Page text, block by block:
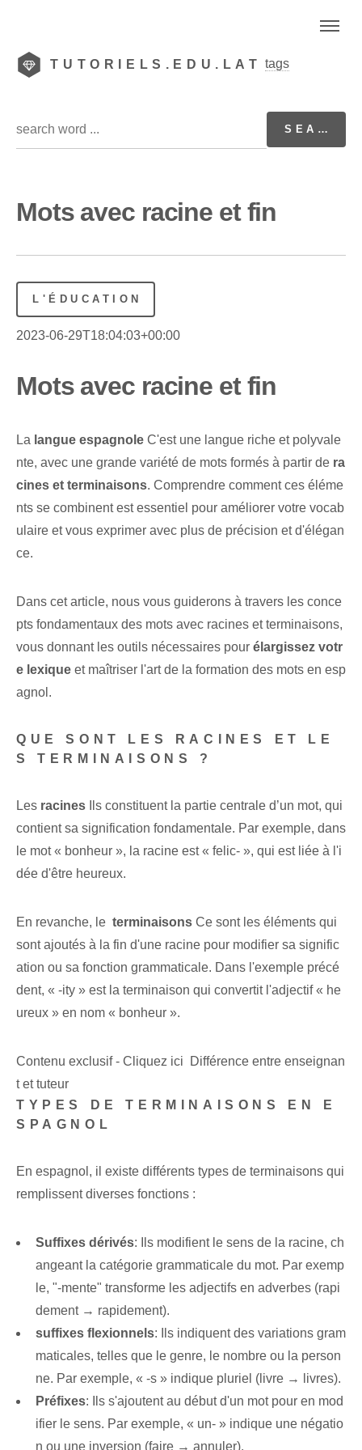
TUTORIELS.EDU.LAT tags
Mots avec racine et fin
L'ÉDUCATION
2023-06-29T18:04:03+00:00
Mots avec racine et fin
La langue espagnole C'est une langue riche et polyvale
nte, avec une grande variété de mots formés à partir de ra
cines et terminaisons. Comprendre comment ces éléme
nts se combinent est essentiel pour améliorer votre vocab
ulaire et vous exprimer avec plus de précision et d'élégan
ce.
Dans cet article, nous vous guiderons à travers les conce
pts fondamentaux des mots avec racines et terminaisons,
vous donnant les outils nécessaires pour élargissez votr
e lexique et maîtriser l'art de la formation des mots en esp
agnol.
QUE SONT LES RACINES ET LE
S TERMINAISONS ?
Les racines Ils constituent la partie centrale d’un mot, qui
contient sa signification fondamentale. Par exemple, dans
le mot « bonheur », la racine est « felic- », qui est liée à l'i
dée d'être heureux.
En revanche, le ⁢ terminaisons Ce sont les éléments qui
sont ajoutés à la fin d'une racine pour modifier sa signific
ation ou sa fonction grammaticale. Dans l'exemple précé
dent, « -ity » est la terminaison qui convertit l'adjectif « he
ureux » en nom « bonheur ».
Contenu exclusif - Cliquez ici Différence entre enseignan
t et tuteur
TYPES DE TERMINAISONS EN E
SPAGNOL
En espagnol, il existe différents types de terminaisons⁤ qui
remplissent diverses fonctions :
Suffixes dérivés: Ils modifient le sens de la racine, ch
angeant la catégorie grammaticale du mot. Par exemp
le, "-mente" transforme les adjectifs en adverbes (rapi
dement → rapidement).
suffixes flexionnels: Ils indiquent des variations gram
maticales, telles que le genre, le nombre ou la person
ne. Par exemple, « -s » indique ⁤pluriel (livre⁢ → livres).
Préfixes: Ils s'ajoutent au début d'un mot pour en mod
ifier le sens. Par exemple, « un- » indique une négatio
n ou une inversion (faire → annuler).